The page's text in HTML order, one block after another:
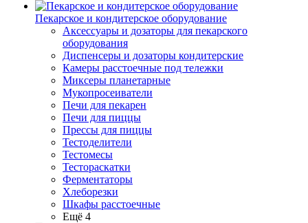
Пекарское и кондитерское оборудование
Аксессуары и дозаторы для пекарского
оборудования
Диспенсеры и дозаторы кондитерские
Камеры расстоечные под тележки
Миксеры планетарные
Мукопросеиватели
Печи для пекарен
Печи для пиццы
Прессы для пиццы
Тестоделители
Тестомесы
Тестораскатки
Ферментаторы
Хлеборезки
Шкафы расстоечные
Ещё 4